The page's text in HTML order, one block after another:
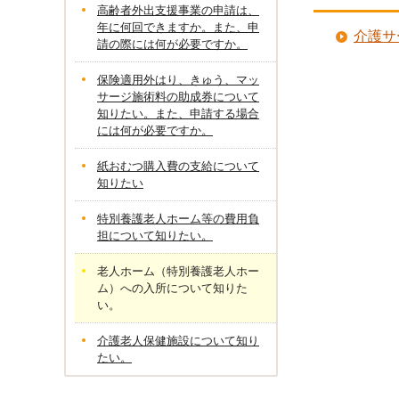
介護
高齢者外出支援事業の申請は、
年に何回できますか。また、申
請の際には何が必要ですか。
保険適用外はり、きゅう、マッ
サージ施術料の助成券について
知りたい。また、申請する場合
には何が必要ですか。
紙おむつ購入費の支給について
知りたい
特別養護老人ホーム等の費用負
担について知りたい。
老人ホーム（特別養護老人ホー
ム）への入所について知りた
い。
介護老人保健施設について知り
たい。